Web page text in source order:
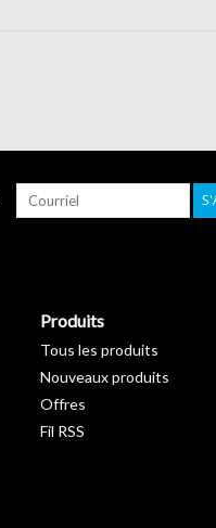
Produits
Tous les produits
Nouveaux produits
Offres
Fil RSS